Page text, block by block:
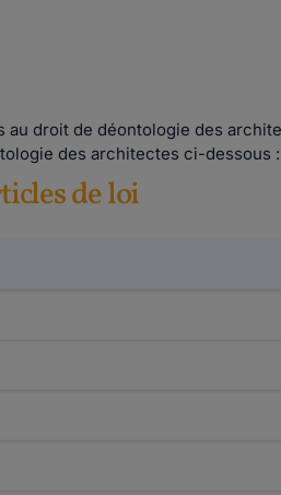
droit de déontologie des
des architectes ci-dessous :
de loi